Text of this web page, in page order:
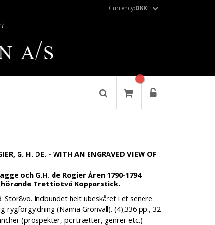
Currency:DKK
G. H. DE. - WITH AN ENGRAVED VIEW OF
och G.H. de Rogier Åren 1790-1794
Trettiotvå Kopparstick.
Stor8vo. Indbundet helt ubeskåret i et senere
(Nanna Grönvall). (4),336 pp., 32
(prospekter, portrætter, genrer etc.).